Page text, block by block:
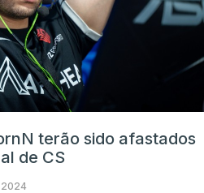
terão sido afastados
de CS